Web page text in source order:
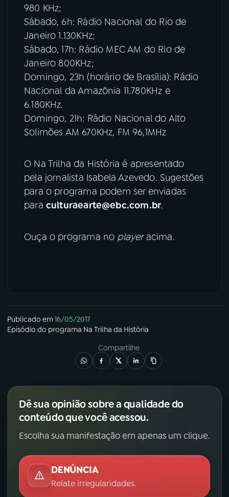
980 KHz;
Sábado, 6h: Rádio Nacional do Rio de
Janeiro 1.130KHz;
Sábado, 17h: Rádio MEC AM do Rio de
Janeiro 800KHz;
Domingo, 23h (horário de Brasília): Rádio
Nacional da Amazônia 11.780KHz e
6.180KHz.
Domingo, 21h: Rádio Nacional do Alto
Solimões AM 670KHz, FM 96,1MHz
O Na Trilha da História é apresentado
pela jornalista Isabela Azevedo. Sugestões
para o programa podem ser enviadas
para culturaearte@ebc.com.br.
Ouça o programa no playeracima.
Publicado em16/05/2017
Episódio do programa Na Trilha da História
Compartilhe
Dê sua opinião sobre a qualidade do
conteúdo que você acessou.
Escolha sua manifestação em apenas um clique.
DENÚNCIA
Relate irregularidades.